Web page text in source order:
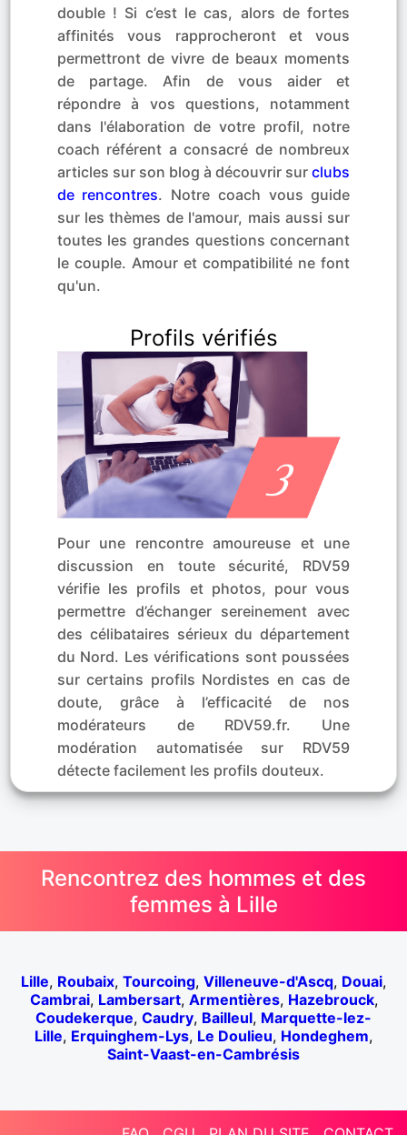
double ! Si c’est le cas, alors de fortes
affinités vous rapprocheront et vous
permettront de vivre de beaux moments
de partage. Afin de vous aider et
répondre à vos questions, notamment
dans l'élaboration de votre profil, notre
coach référent a consacré de nombreux
articles sur son blog à découvrir surclubs
de rencontres. Notre coach vous guide
sur les thèmes de l'amour, mais aussi sur
toutes les grandes questions concernant
le couple. Amour et compatibilité ne font
qu'un.
Profils vérifiés
Pour une rencontre amoureuse et une
discussion en toute sécurité, RDV59
vérifie les profils et photos, pour vous
permettre d’échanger sereinement avec
des célibataires sérieux du département
du Nord. Les vérifications sont poussées
sur certains profils Nordistes en cas de
doute, grâce à l’efficacité de nos
modérateurs de RDV59.fr. Une
modération automatisée sur RDV59
détecte facilement les profils douteux.
Rencontrez des hommes et des
femmes à Lille
Lille, Roubaix, Tourcoing, Villeneuve-d'Ascq, Douai,
Cambrai, Lambersart, Armentières, Hazebrouck,
Coudekerque, Caudry, Bailleul, Marquette-lez-
Lille, Erquinghem-Lys, Le Doulieu, Hondeghem,
Saint-Vaast-en-Cambrésis